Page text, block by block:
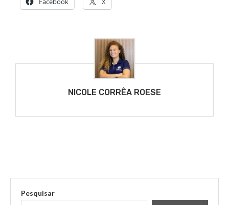
NICOLE CORRÊA ROESE
Pesquisar